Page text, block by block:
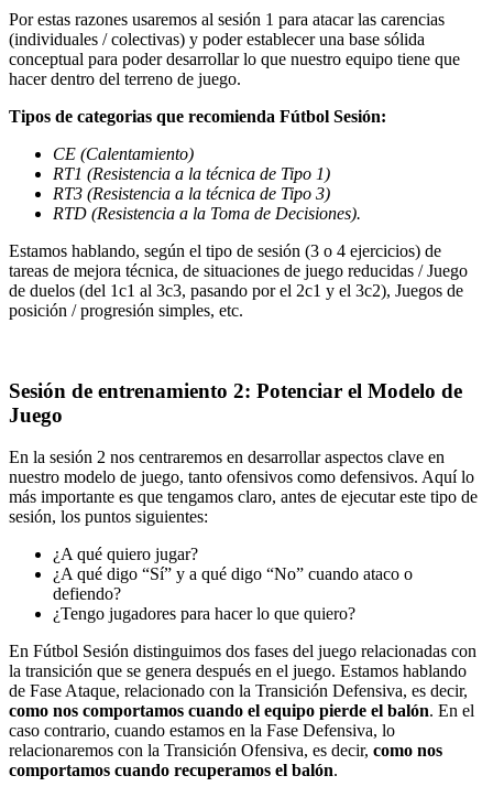
Por estas razones usaremos al sesión 1 para atacar las carencias
(individuales / colectivas) y poder establecer una base sólida
conceptual para poder desarrollar lo que nuestro equipo tiene que
hacer dentro del terreno de juego.
Tipos de categorias que recomienda Fútbol Sesión:
CE (Calentamiento)
RT1 (Resistencia a la técnica de Tipo 1)
RT3 (Resistencia a la técnica de Tipo 3)
RTD (Resistencia a la Toma de Decisiones).
Estamos hablando, según el tipo de sesión (3 o 4 ejercicios) de
tareas de mejora técnica, de situaciones de juego reducidas / Juego
de duelos (del 1c1 al 3c3, pasando por el 2c1 y el 3c2), Juegos de
posición / progresión simples, etc.
Sesión de entrenamiento 2: Potenciar el Modelo de
Juego
En la sesión 2 nos centraremos en desarrollar aspectos clave en
nuestro modelo de juego, tanto ofensivos como defensivos. Aquí lo
más importante es que tengamos claro, antes de ejecutar este tipo de
sesión, los puntos siguientes:
¿A qué quiero jugar?
¿A qué digo “Sí” y a qué digo “No” cuando ataco o
defiendo?
¿Tengo jugadores para hacer lo que quiero?
En Fútbol Sesión distinguimos dos fases del juego relacionadas con
la transición que se genera después en el juego. Estamos hablando
de Fase Ataque, relacionado con la Transición Defensiva, es decir,
como nos comportamos cuando el equipo pierde el balón. En el
caso contrario, cuando estamos en la Fase Defensiva, lo
relacionaremos con la Transición Ofensiva, es decir, como nos
comportamos cuando recuperamos el balón.